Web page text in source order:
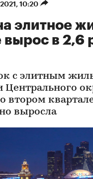
10:20
элитное
вырос в 2,6
с элитным
Центрального
втором
выросла